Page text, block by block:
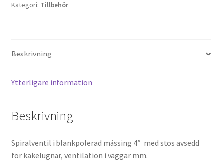
Kategori: Tillbehör
Beskrivning
Ytterligare information
Beskrivning
Spiralventil i blankpolerad mässing 4″ med stos avsedd
för kakelugnar, ventilation i väggar mm.